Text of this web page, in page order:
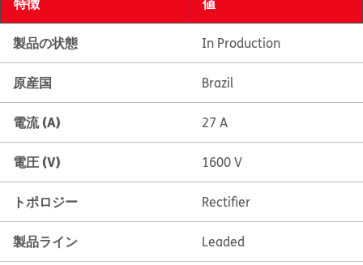
製品の状態 In Production
原産国 Brazil
電流 (A) 27 A
電圧 (V) 1600 V
トポロジー Rectifier
製品ライン Leaded